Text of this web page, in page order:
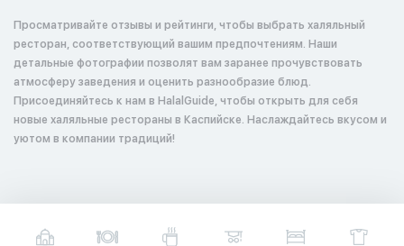
Просматривайте отзывы и рейтинги, чтобы выбрать халяльный
ресторан, соответствующий вашим предпочтениям. Наши
детальные фотографии позволят вам заранее прочувствовать
атмосферу заведения и оценить разнообразие блюд.
Присоединяйтесь к нам в HalalGuide, чтобы открыть для себя
новые халяльные рестораны в Каспийске. Наслаждайтесь вкусом и
уютом в компании традиций!